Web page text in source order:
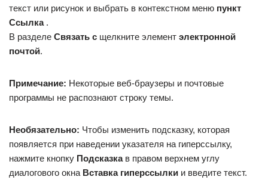
текст или рисунок и выбрать в контекстном меню пункт
Ссылка.
В разделе Связать с щелкните элемент электронной
почтой.
Примечание: Некоторые веб-браузеры и почтовые
программы не распознают строку темы.
Необязательно: Чтобы изменить подсказку, которая
появляется при наведении указателя на гиперссылку,
нажмите кнопку Подсказкав правом верхнем углу
диалогового окна Вставка гиперссылки и введите текст.